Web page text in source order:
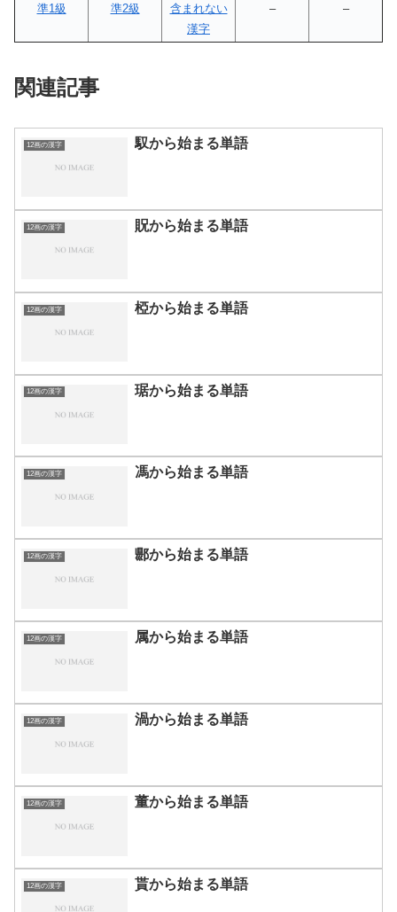
準1級 準2級
含まれない
漢字
– –
関連記事
12画の漢字 馭から始まる単語
12画の漢字 貺から始まる単語
12画の漢字 椏から始まる単語
12画の漢字 琚から始まる単語
12画の漢字 馮から始まる単語
12画の漢字 郻から始まる単語
12画の漢字 属から始まる単語
12画の漢字 渦から始まる単語
12画の漢字 董から始まる単語
12画の漢字 貰から始まる単語